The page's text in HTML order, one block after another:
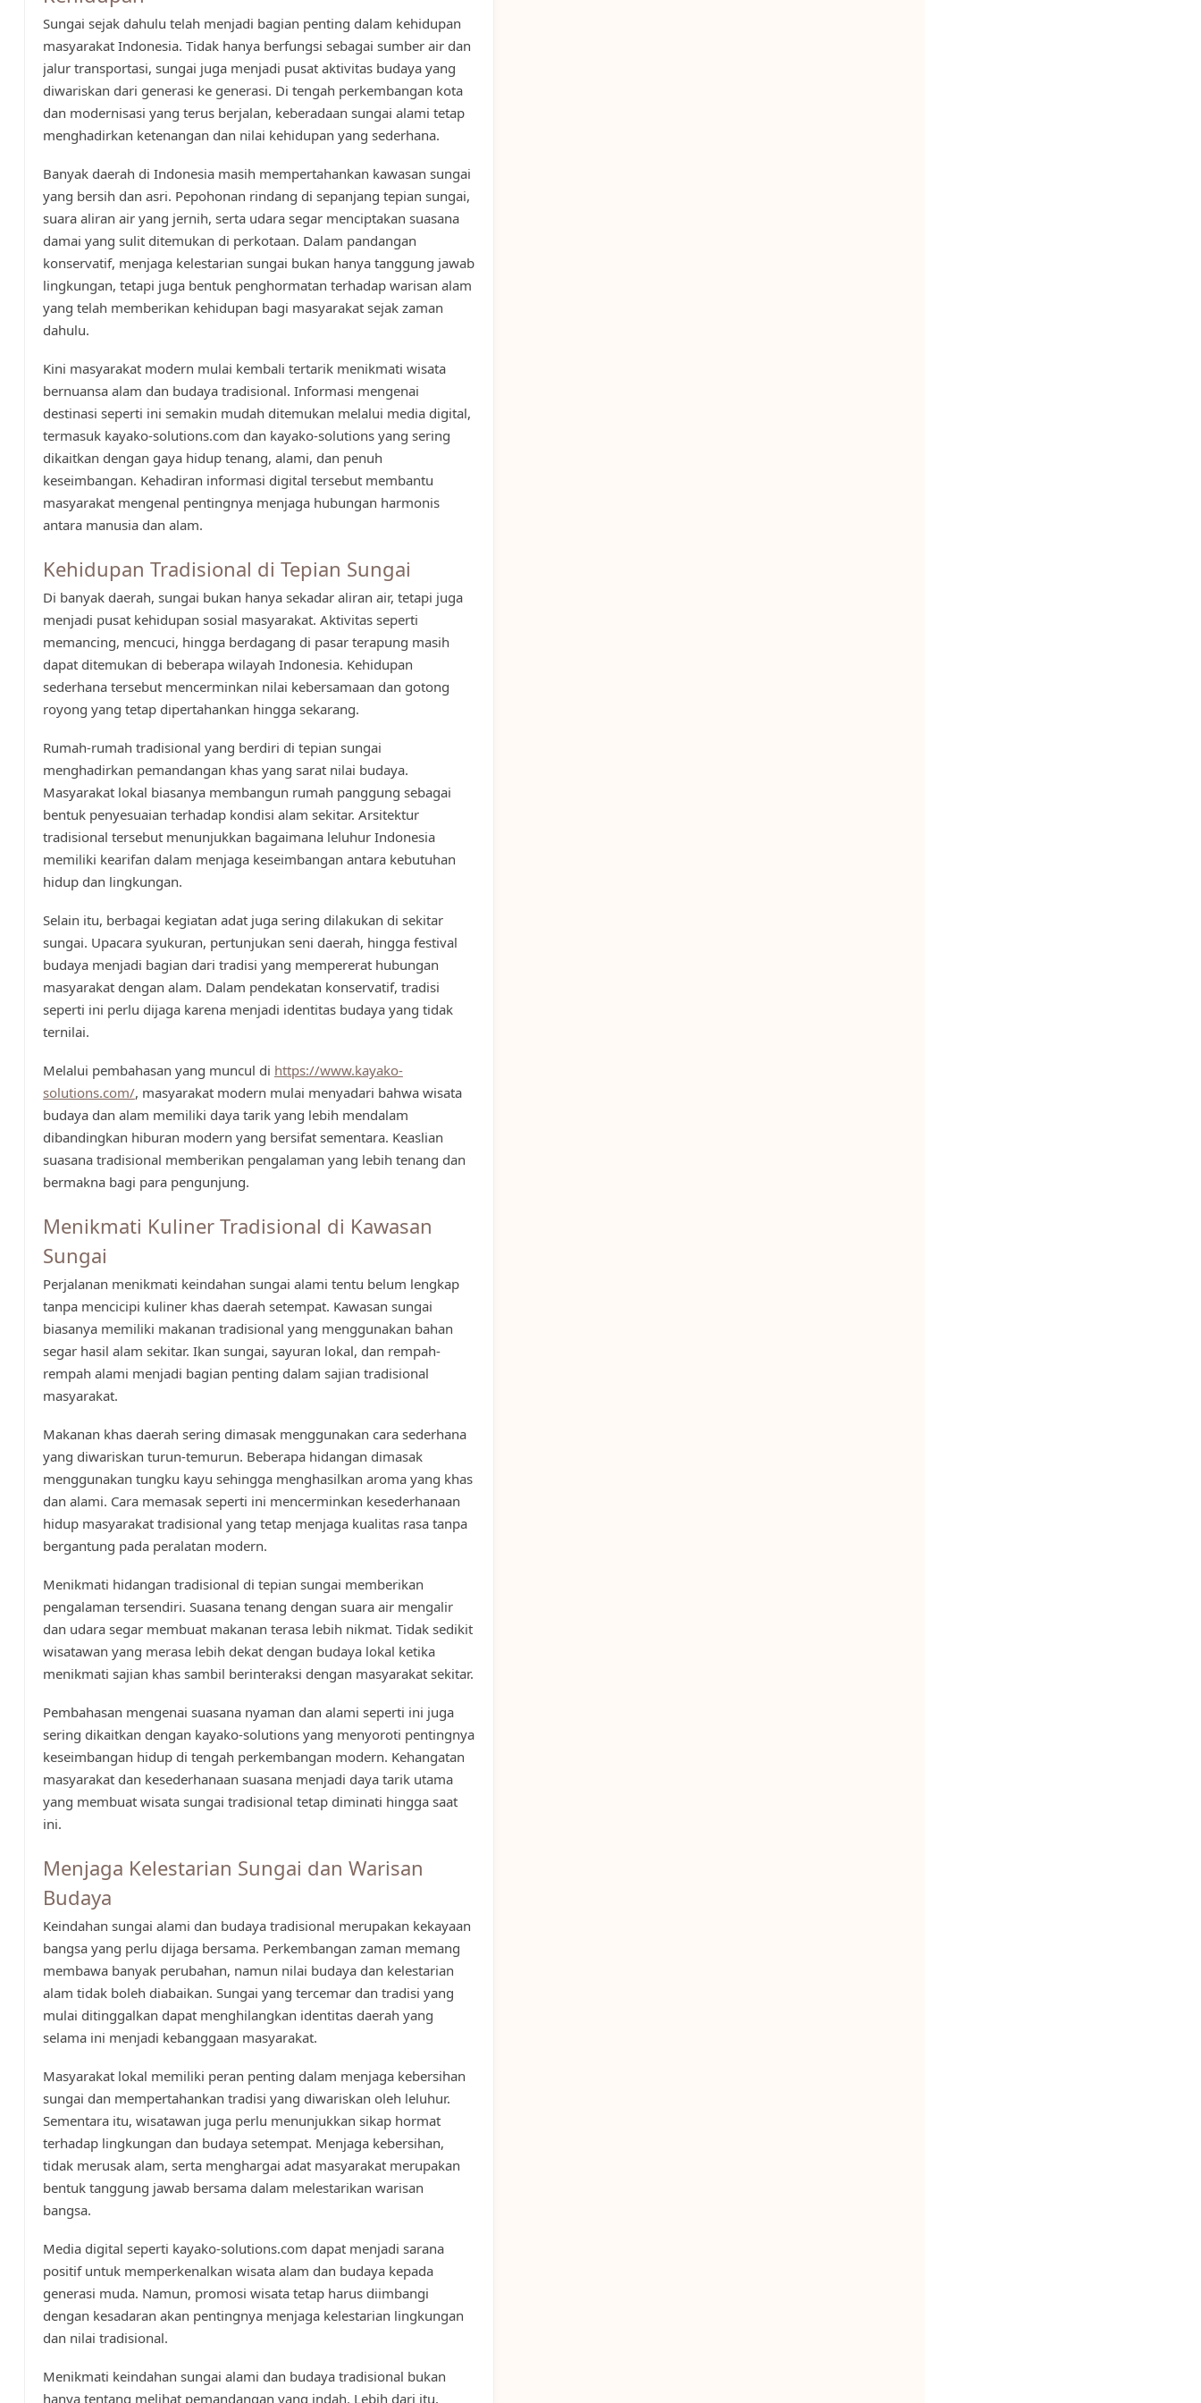
Sungai sejak dahulu telah menjadi bagian penting dalam kehidupan
masyarakat Indonesia. Tidak hanya berfungsi sebagai sumber air dan
jalur transportasi, sungai juga menjadi pusat aktivitas budaya yang
diwariskan dari generasi ke generasi. Di tengah perkembangan kota
dan modernisasi yang terus berjalan, keberadaan sungai alami tetap
menghadirkan ketenangan dan nilai kehidupan yang sederhana.
Banyak daerah di Indonesia masih mempertahankan kawasan sungai
yang bersih dan asri. Pepohonan rindang di sepanjang tepian sungai,
suara aliran air yang jernih, serta udara segar menciptakan suasana
damai yang sulit ditemukan di perkotaan. Dalam pandangan
konservatif, menjaga kelestarian sungai bukan hanya tanggung jawab
lingkungan, tetapi juga bentuk penghormatan terhadap warisan alam
yang telah memberikan kehidupan bagi masyarakat sejak zaman
dahulu.
Kini masyarakat modern mulai kembali tertarik menikmati wisata
bernuansa alam dan budaya tradisional. Informasi mengenai
destinasi seperti ini semakin mudah ditemukan melalui media digital,
termasuk kayako-solutions.com dan kayako-solutions yang sering
dikaitkan dengan gaya hidup tenang, alami, dan penuh
keseimbangan. Kehadiran informasi digital tersebut membantu
masyarakat mengenal pentingnya menjaga hubungan harmonis
antara manusia dan alam.
Kehidupan Tradisional di Tepian Sungai
Di banyak daerah, sungai bukan hanya sekadar aliran air, tetapi juga
menjadi pusat kehidupan sosial masyarakat. Aktivitas seperti
memancing, mencuci, hingga berdagang di pasar terapung masih
dapat ditemukan di beberapa wilayah Indonesia. Kehidupan
sederhana tersebut mencerminkan nilai kebersamaan dan gotong
royong yang tetap dipertahankan hingga sekarang.
Rumah-rumah tradisional yang berdiri di tepian sungai
menghadirkan pemandangan khas yang sarat nilai budaya.
Masyarakat lokal biasanya membangun rumah panggung sebagai
bentuk penyesuaian terhadap kondisi alam sekitar. Arsitektur
tradisional tersebut menunjukkan bagaimana leluhur Indonesia
memiliki kearifan dalam menjaga keseimbangan antara kebutuhan
hidup dan lingkungan.
Selain itu, berbagai kegiatan adat juga sering dilakukan di sekitar
sungai. Upacara syukuran, pertunjukan seni daerah, hingga festival
budaya menjadi bagian dari tradisi yang mempererat hubungan
masyarakat dengan alam. Dalam pendekatan konservatif, tradisi
seperti ini perlu dijaga karena menjadi identitas budaya yang tidak
ternilai.
Melalui pembahasan yang muncul di https://www.kayako-
solutions.com/, masyarakat modern mulai menyadari bahwa wisata
budaya dan alam memiliki daya tarik yang lebih mendalam
dibandingkan hiburan modern yang bersifat sementara. Keaslian
suasana tradisional memberikan pengalaman yang lebih tenang dan
bermakna bagi para pengunjung.
Menikmati Kuliner Tradisional di Kawasan
Sungai
Perjalanan menikmati keindahan sungai alami tentu belum lengkap
tanpa mencicipi kuliner khas daerah setempat. Kawasan sungai
biasanya memiliki makanan tradisional yang menggunakan bahan
segar hasil alam sekitar. Ikan sungai, sayuran lokal, dan rempah-
rempah alami menjadi bagian penting dalam sajian tradisional
masyarakat.
Makanan khas daerah sering dimasak menggunakan cara sederhana
yang diwariskan turun-temurun. Beberapa hidangan dimasak
menggunakan tungku kayu sehingga menghasilkan aroma yang khas
dan alami. Cara memasak seperti ini mencerminkan kesederhanaan
hidup masyarakat tradisional yang tetap menjaga kualitas rasa tanpa
bergantung pada peralatan modern.
Menikmati hidangan tradisional di tepian sungai memberikan
pengalaman tersendiri. Suasana tenang dengan suara air mengalir
dan udara segar membuat makanan terasa lebih nikmat. Tidak sedikit
wisatawan yang merasa lebih dekat dengan budaya lokal ketika
menikmati sajian khas sambil berinteraksi dengan masyarakat sekitar.
Pembahasan mengenai suasana nyaman dan alami seperti ini juga
sering dikaitkan dengan kayako-solutions yang menyoroti pentingnya
keseimbangan hidup di tengah perkembangan modern. Kehangatan
masyarakat dan kesederhanaan suasana menjadi daya tarik utama
yang membuat wisata sungai tradisional tetap diminati hingga saat
ini.
Menjaga Kelestarian Sungai dan Warisan
Budaya
Keindahan sungai alami dan budaya tradisional merupakan kekayaan
bangsa yang perlu dijaga bersama. Perkembangan zaman memang
membawa banyak perubahan, namun nilai budaya dan kelestarian
alam tidak boleh diabaikan. Sungai yang tercemar dan tradisi yang
mulai ditinggalkan dapat menghilangkan identitas daerah yang
selama ini menjadi kebanggaan masyarakat.
Masyarakat lokal memiliki peran penting dalam menjaga kebersihan
sungai dan mempertahankan tradisi yang diwariskan oleh leluhur.
Sementara itu, wisatawan juga perlu menunjukkan sikap hormat
terhadap lingkungan dan budaya setempat. Menjaga kebersihan,
tidak merusak alam, serta menghargai adat masyarakat merupakan
bentuk tanggung jawab bersama dalam melestarikan warisan
bangsa.
Media digital seperti kayako-solutions.com dapat menjadi sarana
positif untuk memperkenalkan wisata alam dan budaya kepada
generasi muda. Namun, promosi wisata tetap harus diimbangi
dengan kesadaran akan pentingnya menjaga kelestarian lingkungan
dan nilai tradisional.
Menikmati keindahan sungai alami dan budaya tradisional bukan
hanya tentang melihat pemandangan yang indah. Lebih dari itu,